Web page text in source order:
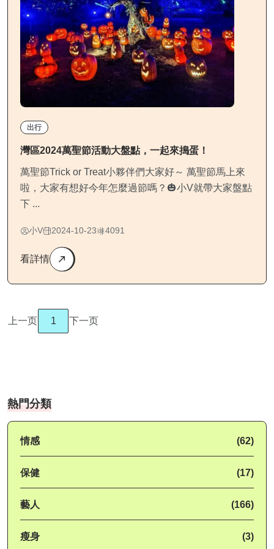
出行
灣區2024萬聖節活動大盤點，一起來搗蛋！
萬聖節Trick or Treat小夥伴們大家好～ 萬聖節馬上來
啦，大家有想好今年怎麼過節嗎？🎃小V就帶大家盤點
下 ...
小V 2024-10-23 4091
看詳情
上一页 1 下一页
熱門分類
情感 (62)
保健 (17)
藝人 (166)
瘦身 (3)